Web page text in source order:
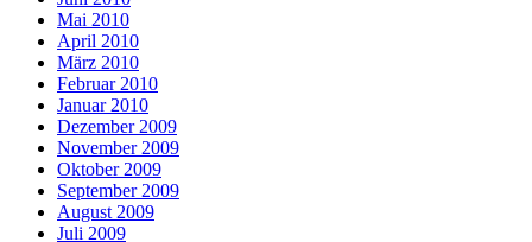
Mai 2010
April 2010
März 2010
Februar 2010
Januar 2010
Dezember 2009
November 2009
Oktober 2009
September 2009
August 2009
Juli 2009